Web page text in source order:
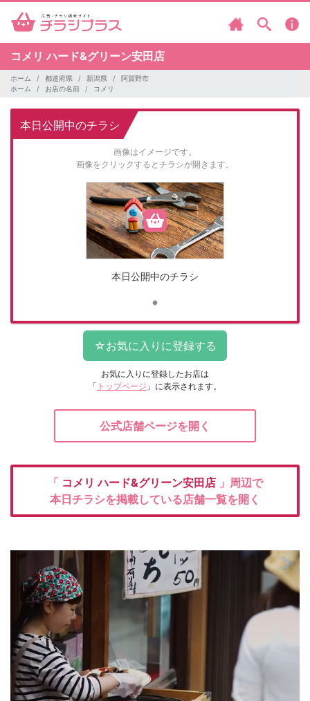
コメリハード&グリーン安田店
ホーム 都道府県 新潟県
阿賀野市
ホーム
お店の名前 コメリ
本日公開中のチラシ
画像はイメージです。
画像をクリックするとチラシが開きます。
本日公開中のチラシ
お気に入りに登録したお店は
「 トップページ 」に表示されます。
公式店舗ページを開く
「 コメリハード&グリーン安田店 」周辺で
本日チラシを掲載している店舗一覧を開く